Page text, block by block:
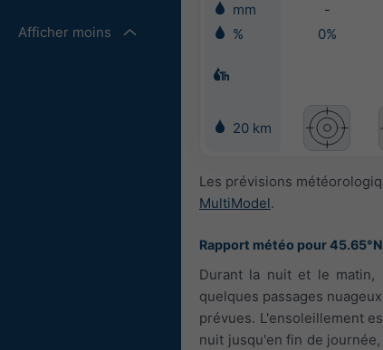
Afficher moins
mm
-
%
0%
20 km
Les prévisions
MultiModel.
Rapport météo pour 45.65°N
Durant la nuit et le matin,
quelques passages
prévues. L'ensoleillement
nuit jusqu'en fin de